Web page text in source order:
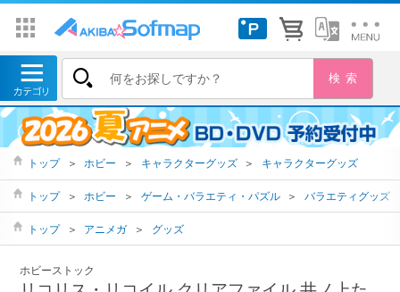
トップ ＞ ホビー ＞ キャラクターグッズ ＞ キャラクターグッズ
トップ ＞ ホビー ＞ ゲーム・バラエティ・パズル ＞ バラエティグッズ
トップ ＞ アニメガ ＞ グッズ
ホビーストック